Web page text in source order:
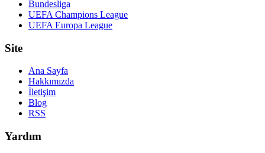
Bundesliga
UEFA Champions League
UEFA Europa League
Site
Ana Sayfa
Hakkımızda
İletişim
Blog
RSS
Yardım